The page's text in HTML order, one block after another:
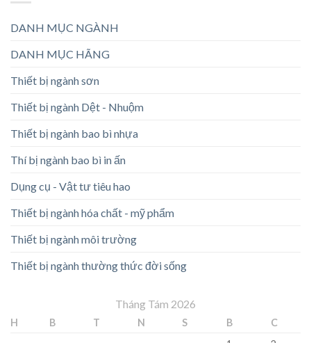
DANH MỤC NGÀNH
DANH MỤC HÃNG
Thiết bị ngành sơn
Thiết bị ngành Dệt - Nhuộm
Thiết bị ngành bao bì nhựa
Thí bị ngành bao bì in ấn
Dụng cụ - Vật tư tiêu hao
Thiết bị ngành hóa chất - mỹ phẩm
Thiết bị ngành môi trường
Thiết bị ngành thường thức đời sống
Tháng Tám 2026
H B T N S B
C